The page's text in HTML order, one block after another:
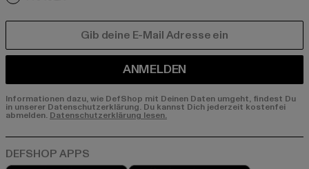
ANMELDEN
Informationen dazu, wie DefShop mit Deinen Daten umgeht, findest Du
in unserer Datenschutzerklärung. Du kannst Dich jederzeit kostenfei
abmelden. Datenschutzerklärung lesen.